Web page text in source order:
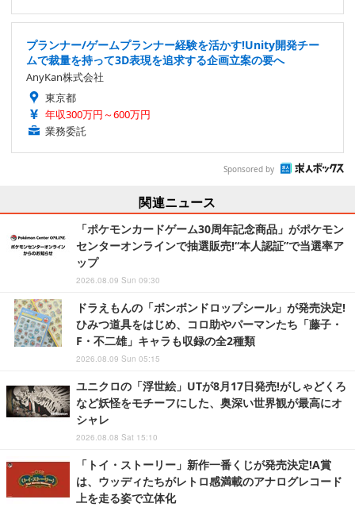
プランナー/ゲームプランナー経験を活かす!Unity開発チー
ムで裁量を持って3D表現を追求する企画立案の要へ
AnyKan株式会社
東京都
年収300万円～600万円
業務委託
Sponsored by
関連ニュース
「ポケモンカードゲーム30周年記念商品」がポケモン
センターオンラインで抽選販売!“本人認証”で当選率ア
ップ
2026.08.09 Sun 09:30
ドラえもんの「ボンボンドロップシール」が発売決定!
ひみつ道具をはじめ、コロ助やパーマンたち「藤子・
F・不二雄」キャラも収録の全2種類
2026.08.09 Sun 05:15
ユニクロの「浮世絵」UTが8月17日発売!がしゃどくろ
など妖怪をモチーフにした、奥深い世界観が最高にオ
シャレ
2026.08.08 Sat 15:10
「トイ・ストーリー」新作一番くじが発売決定!A賞
は、ウッディたちがレトロ感満載のアナログレコード
上を走る姿で立体化